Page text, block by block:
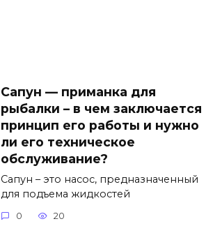
Сапун — приманка для
рыбалки – в чем заключается
принцип его работы и нужно
ли его техническое
обслуживание?
Сапун – это насос, предназначенный
для подъема жидкостей
0 20